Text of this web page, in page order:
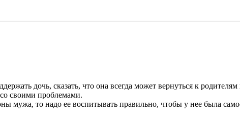
дочь, сказать, что она всегда может вернуться к
своими проблемами.
мужа, то надо ее воспитывать правильно, чтобы у нее была